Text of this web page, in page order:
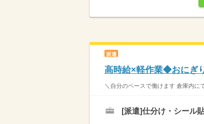
派遣
高時給×軽作業◆おにぎ
＼自分のペースで働けます 倉庫内に
[派遣]仕分け・シール